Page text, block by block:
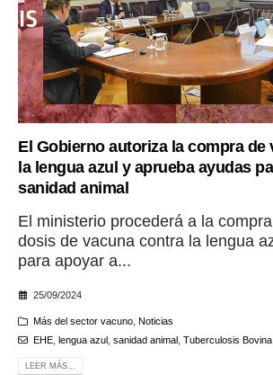
El Gobierno autoriza la compra de
la lengua azul y aprueba ayudas
sanidad animal
El ministerio procederá a la
dosis de vacuna contra la lengua
para apoyar a...
25/09/2024
Más del sector vacuno, Noticias
EHE, lengua azul, sanidad animal, Tuberculosis Bovina
LEER MÁS...